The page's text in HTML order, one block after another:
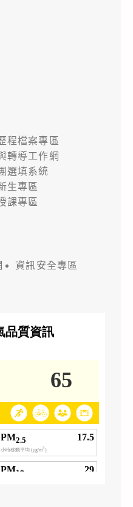
程檔案專區
轉導工作網
選填系統
生專區
課專區
資訊安全專區